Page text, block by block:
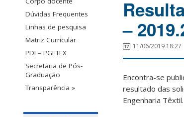
Dúvidas Frequentes
Linhas de pesquisa
Matriz Curricular
PDI – PGETEX
Secretaria de Pós-
Graduação
Transparência »
–
11/06/2019 18:27
Encontra-se
resultado das
Engenharia Têxtil.